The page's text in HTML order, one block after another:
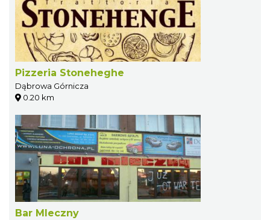
Pizzeria Stoneheghe
Dąbrowa Górnicza
0.20 km
Bar Mleczny